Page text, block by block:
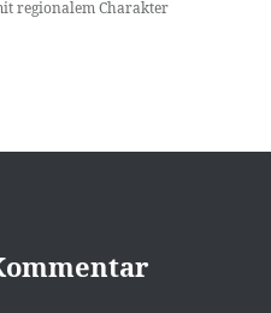
regionalem Charakter